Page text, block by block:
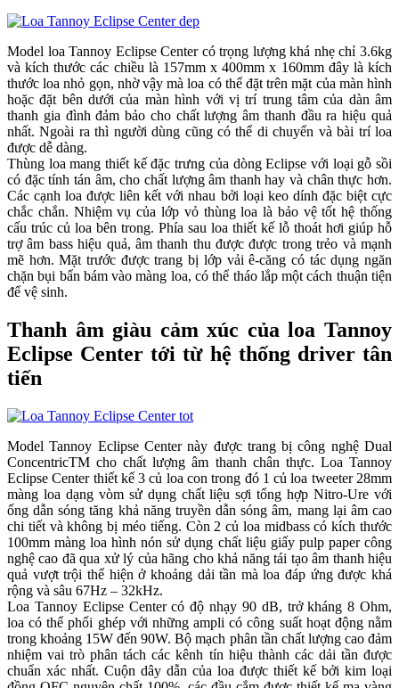
Model loa Tannoy Eclipse Center có trọng lượng khá nhẹ chỉ 3.6kg
và kích thước các chiều là 157mm x 400mm x 160mm đây là kích
thước loa nhỏ gọn, nhờ vậy mà loa có thể đặt trên mặt của màn hình
hoặc đặt bên dưới của màn hình với vị trí trung tâm của dàn âm
thanh gia đình đảm bảo cho chất lượng âm thanh đầu ra hiệu quả
nhất. Ngoài ra thì người dùng cũng có thể di chuyển và bài trí loa
được dễ dàng.
Thùng loa mang thiết kế đặc trưng của dòng Eclipse với loại gỗ sồi
có đặc tính tán âm, cho chất lượng âm thanh hay và chân thực hơn.
Các cạnh loa được liên kết với nhau bởi loại keo dính đặc biệt cực
chắc chắn. Nhiệm vụ của lớp vỏ thùng loa là bảo vệ tốt hệ thống
cấu trúc củ loa bên trong. Phía sau loa thiết kế lỗ thoát hơi giúp hỗ
trợ âm bass hiệu quả, âm thanh thu được được trong trẻo và mạnh
mẽ hơn. Mặt trước được trang bị lớp vải ê-căng có tác dụng ngăn
chặn bụi bẩn bám vào màng loa, có thể tháo lắp một cách thuận tiện
để vệ sinh.
Thanh âm giàu cảm xúc của loa Tannoy
Eclipse Center tới từ hệ thống driver tân
tiến
Model Tannoy Eclipse Center này được trang bị công nghệ Dual
ConcentricTM cho chất lượng âm thanh chân thực. Loa Tannoy
Eclipse Center thiết kế 3 củ loa con trong đó 1 củ loa tweeter 28mm
màng loa dạng vòm sử dụng chất liệu sợi tổng hợp Nitro-Ure với
ống dẫn sóng tăng khả năng truyền dẫn sóng âm, mang lại âm cao
chi tiết và không bị méo tiếng. Còn 2 củ loa midbass có kích thước
100mm màng loa hình nón sử dụng chất liệu giấy pulp paper công
nghệ cao đã qua xử lý của hãng cho khả năng tái tạo âm thanh hiệu
quả vượt trội thể hiện ở khoảng dải tần mà loa đáp ứng được khá
rộng và sâu 67Hz – 32kHz.
Loa Tannoy Eclipse Center có độ nhạy 90 dB, trở kháng 8 Ohm,
loa có thể phối ghép với những ampli có công suất hoạt động nằm
trong khoảng 15W đến 90W. Bộ mạch phân tần chất lượng cao đảm
nhiệm vai trò phân tách các kênh tín hiệu thành các dải tần được
chuẩn xác nhất. Cuộn dây dẫn của loa được thiết kế bởi kim loại